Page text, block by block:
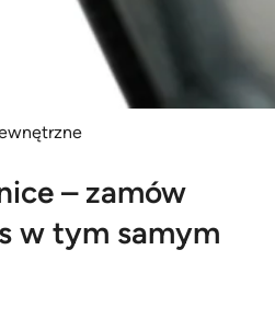
– zamów
w tym samym